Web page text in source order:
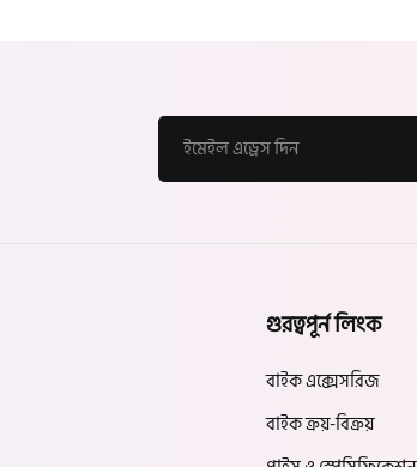
গুরত্বপূর্ন লিংক
বাইক এক্সেসরিজ
বাইক ক্রয়-বিক্রয়